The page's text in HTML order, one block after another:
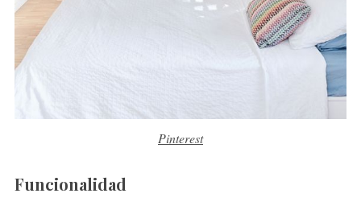
Pinterest
Funcionalidad